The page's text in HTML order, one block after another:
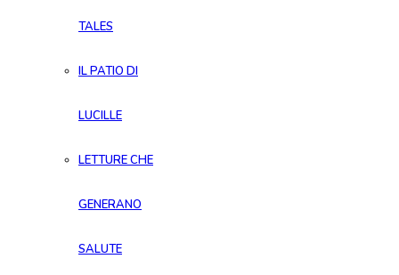
TALES
IL PATIO DI
LUCILLE
LETTURE CHE
GENERANO
SALUTE